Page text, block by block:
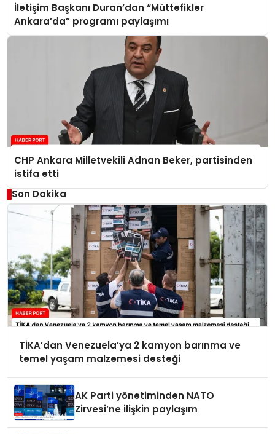
İletişim Başkanı Duran’dan “Müttefikler
Ankara’da” programı paylaşımı
CHP Ankara Milletvekili Adnan Beker, partisinden
istifa etti
Son Dakika
TİKA’dan Venezuela’ya 2 kamyon barınma ve
temel yaşam malzemesi desteği
AK Parti yönetiminden NATO
Zirvesi’ne ilişkin paylaşım